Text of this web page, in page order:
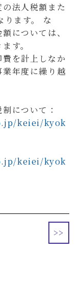
法人税額また
ります。 な
については、
す。
を計上しなか
年度に繰り越
について：
keiei/kyok
keiei/kyok
>>